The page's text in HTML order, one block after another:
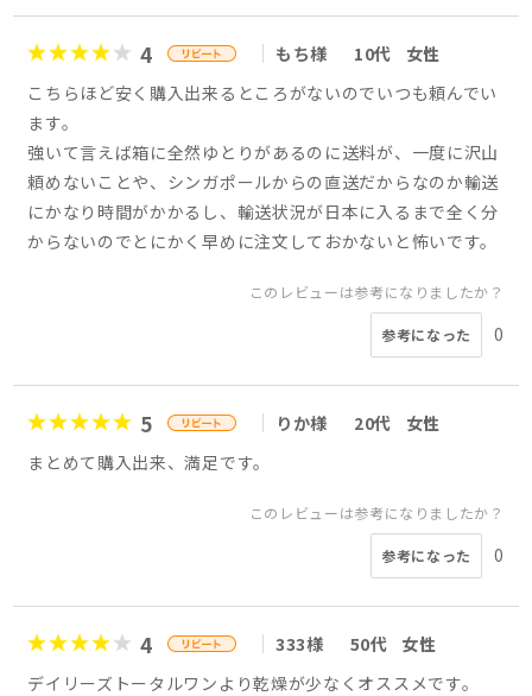
4 もち様 10代
女性
こちらほど安く購入出来るところがないのでいつも頼んでい
ます。
強いて言えば箱に全然ゆとりがあるのに送料が、一度に沢山
頼めないことや、シンガポールからの直送だからなのか輸送
にかなり時間がかかるし、輸送状況が日本に入るまで全く分
からないのでとにかく早めに注文しておかないと怖いです。
このレビューは参考になりましたか？
参考になった 0
5 りか様 20代
女性
まとめて購入出来、満足です。
このレビューは参考になりましたか？
参考になった 0
4 333様 50代
女性
デイリーズトータルワンより乾燥が少なくオススメです。